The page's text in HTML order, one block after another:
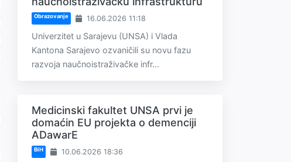
Obrazovanje 16.06.2026 11:18
Univerzitet u Sarajevu (UNSA) i Vlada
Kantona Sarajevo ozvaničili su novu fazu
razvoja naučnoistraživačke infr...
Medicinski fakultet UNSA prvi je
domaćin EU projekta o demenciji
ADawarE
BiH 10.06.2026 18:36